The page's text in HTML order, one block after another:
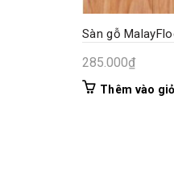
Sàn gỗ
285.000₫
Thêm vào